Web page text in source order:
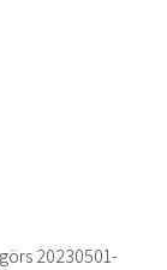
20230501-